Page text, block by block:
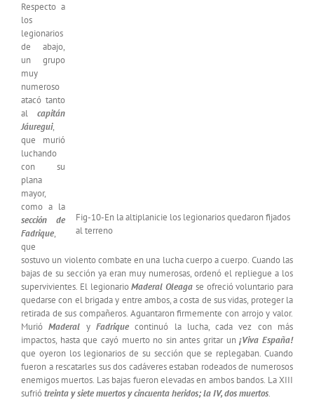
Fig-10-En la altiplanicie los legionarios quedaron fijados
al terreno
Respecto a
los
legionarios
de abajo,
un grupo
muy
numeroso
atacó tanto
al capitán
Jáuregui,
que murió
luchando
con su
plana
mayor,
como a la
sección de
Fadrique,
que
sostuvo un violento combate en una lucha cuerpo a cuerpo. Cuando las
bajas de su sección ya eran muy numerosas, ordenó el repliegue a los
supervivientes. El legionarioMaderal Oleaga se ofreció voluntario para
quedarse con el brigada y entre ambos, a costa de sus vidas, proteger la
retirada de sus compañeros. Aguantaron firmemente con arrojo y valor.
MurióMaderal y Fadriquecontinuó la lucha, cada vez con más
impactos, hasta que cayó muerto no sin antes gritar un¡Viva España!
que oyeron los legionarios de su sección que se replegaban. Cuando
fueron a rescatarles sus dos cadáveres estaban rodeados de numerosos
enemigos muertos. Las bajas fueron elevadas en ambos bandos. La XIII
sufriótreinta y siete muertos y cincuenta heridos; la IV, dos muertos.